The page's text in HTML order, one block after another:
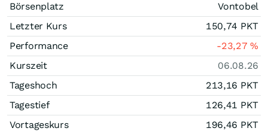
Börsenplatz
Vontobel
Letzter Kurs
150,74 PKT
Performance
-23,27%
Kurszeit
06.08.26
Tageshoch
213,16 PKT
Tagestief
126,41 PKT
Vortageskurs
196,46 PKT